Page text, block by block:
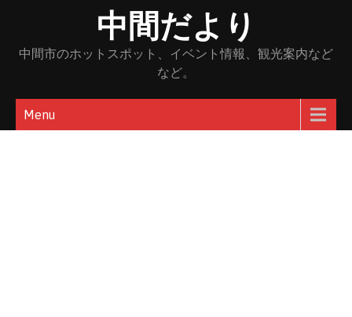
content
中間だより
中間市のホットスポット、イベント情報、観光案内など
など。
Menu